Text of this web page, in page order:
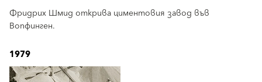
Фридрих Шмид открива циментовия завод във
Вопфинген.
1979